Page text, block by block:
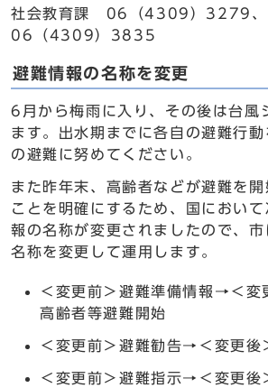
社会教育課 06（4309）3279、
06（4309）3835
避難情報の名称を変更
6月から梅雨に入り、その後は台風
ます。出水期までに各自の避難行
の避難に努めてください。
また昨年末、高齢者などが避難を
ことを明確にするため、国におい
報の名称が変更されましたので、
名称を変更して運用します。
＜変更前＞避難準備情報→＜変
高齢者等避難開始
＜変更前＞避難勧告→＜変更後
＜変更前＞避難指示→＜変更後